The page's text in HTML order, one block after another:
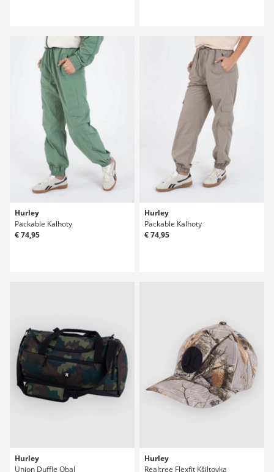
Hurley
Packable Kalhoty
€ 74,95
Hurley
Packable Kalhoty
€ 74,95
Hurley
Union Duffle Obal
Hurley
Realtree Flexfit Kšiltovka